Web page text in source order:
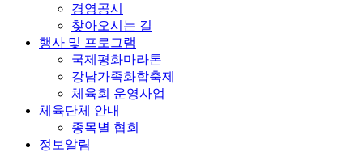
경영공시
찾아오시는 길
행사 및 프로그램
국제평화마라톤
강남가족화합축제
체육회 운영사업
체육단체 안내
종목별 협회
정보알림